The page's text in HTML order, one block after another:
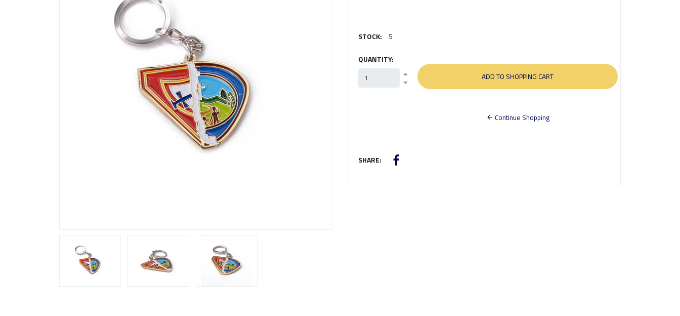
STOCK: 5
QUANTITY:
Continue Shopping
SHARE: